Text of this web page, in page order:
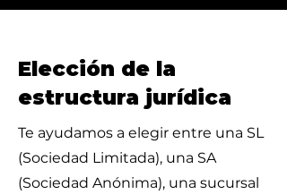
Elección de la
estructura jurídica
Te ayudamos a elegir entre una SL
(Sociedad Limitada), una SA
(Sociedad Anónima), una sucursal